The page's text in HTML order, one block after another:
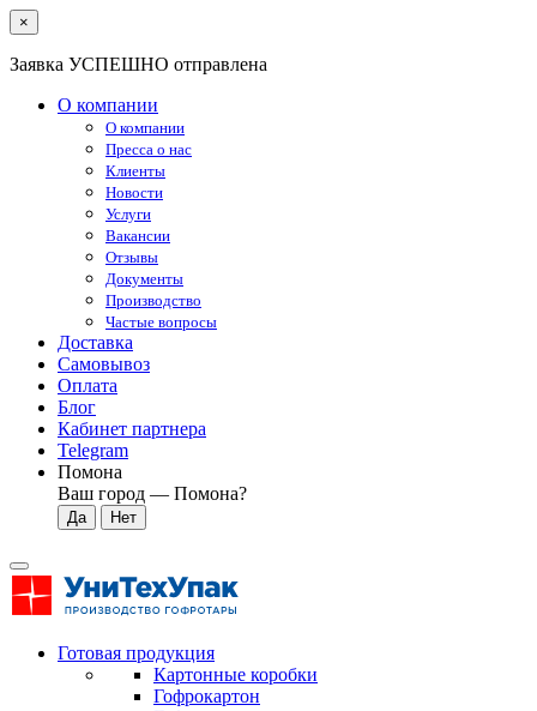
×
Заявка УСПЕШНО отправлена
О компании
О компании
Пресса о нас
Клиенты
Новости
Услуги
Вакансии
Отзывы
Документы
Производство
Частые вопросы
Доставка
Самовывоз
Оплата
Блог
Кабинет партнера
Telegram
Помона
Ваш город — Помона?
Готовая продукция
Картонные коробки
Гофрокартон